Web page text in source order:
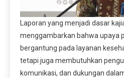
Laporan yang menjadi dasar
menggambarkan bahwa upaya
bergantung pada layanan
tetapi juga membutuhkan
komunikasi, dan dukungan